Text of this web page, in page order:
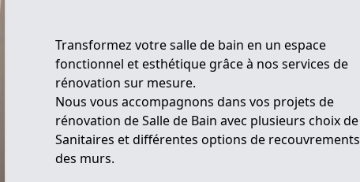
Transformez votre salle de bain en un espace
fonctionnel et esthétique grâce à nos services de
rénovation sur mesure.
Nous vous accompagnons dans vos projets de
rénovation de Salle de Bain avec plusieurs choix de
Sanitaires et différentes options de recouvrements
des murs.